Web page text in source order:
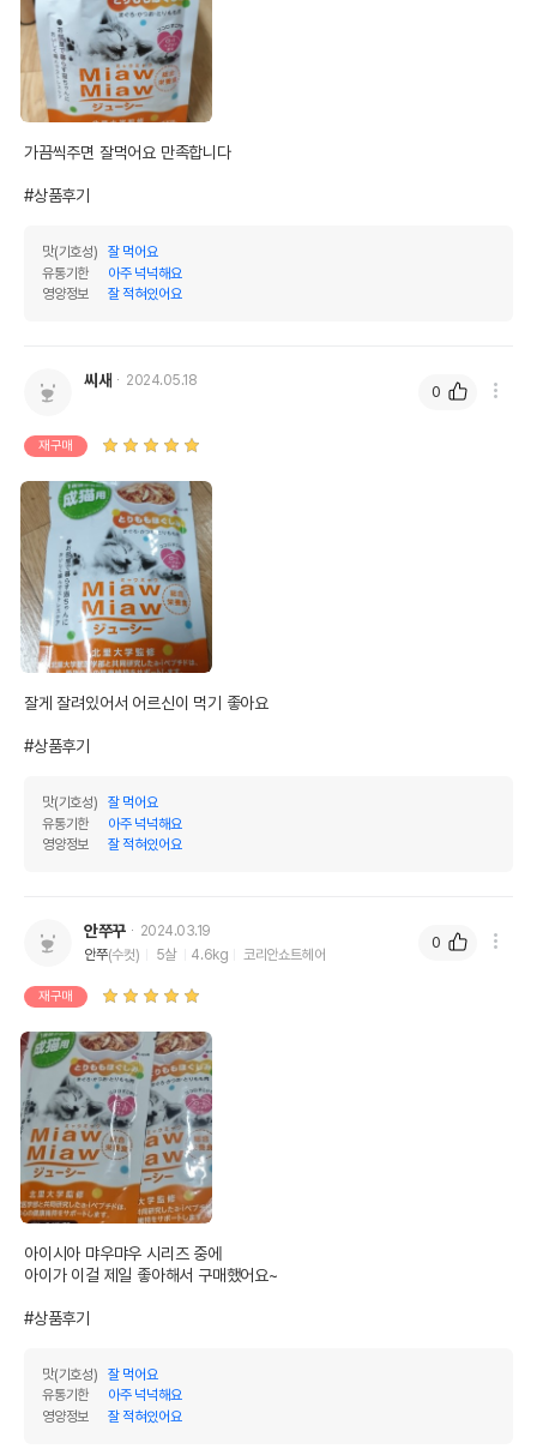
영양정보
조단백질
조지방
조섬유질 0.1%
조회분
칼슘
오메가6
수분 86.2%
탄수화물
기타성분
상세 정보
원료구성
가다랑어,참치,전갱이,피쉬펩티드,닭다리살,닭고
기,단백가수분해물,소맥글루틴,닭기름,건조전란,
완두단백,올리고당,증점안정제(가공전분),증점다
NA,티타니아,삼이산화철,캬라멜,베타카로틴,비
타민A,비타민D,비타민E,비타민K,비타민B1,비타
제품 타입
권장 연령
가끔씩주면 잘먹어요 만족합니다
#상품후기
맛(기호성)
잘 먹어요
유통기한
아주 넉넉해요
영양정보
잘 적혀있어요
씨새 2024.05.18
재구매
잘게 잘려있어서 어르신이 먹기 좋아요
#상품후기
맛(기호성)
잘 먹어요
유통기한
아주 넉넉해요
영양정보
잘 적혀있어요
0
안쭈꾸
2024.03.19
안쭈(수컷) 5살 4.6kg 코리안쇼트헤어
재구매
아이시아 먀우먀우 시리즈 중에
아이가 이걸 제일 좋아해서 구매했어요~
#상품후기
맛(기호성)
잘 먹어요
유통기한
아주 넉넉해요
영양정보
잘 적혀있어요
0